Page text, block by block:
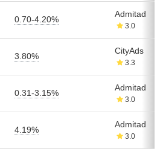
0.70-4.20%
Admitad
3.0
3.80%
CityAds
3.3
0.31-3.15%
Admitad
3.0
4.19%
Admitad
3.0